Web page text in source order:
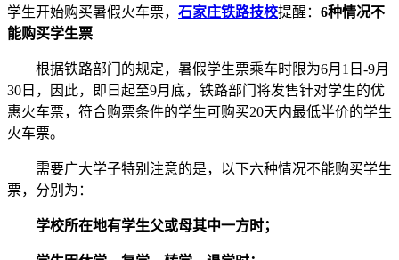
学生开始购买暑假火车票， 石家庄铁路技校提醒： 6种情况不
能购买学生票
根据铁路部门的规定，暑假学生票乘车时限为6月1日-9月
30日，因此，即日起至9月底，铁路部门将发售针对学生的优
惠火车票，符合购票条件的学生可购买20天内最低半价的学生
火车票。
需要广大学子特别注意的是，以下六种情况不能购买学生
票，分别为：
学校所在地有学生父或母其中一方时；